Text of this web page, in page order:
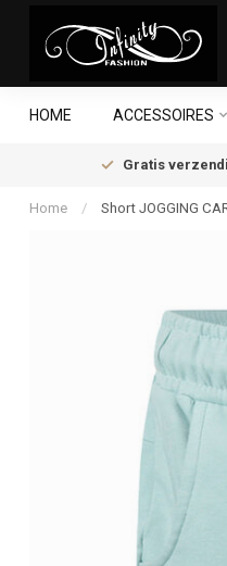
HOME ACCESSOIRES
Gratis
Home / Short JOGGING